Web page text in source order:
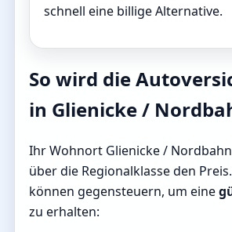
schnell eine billige Alternative.
So wird die
in Glienicke /
Ihr Wohnort Glienicke /
über die Regionalklasse den
können gegensteuern, um eine
zu erhalten: